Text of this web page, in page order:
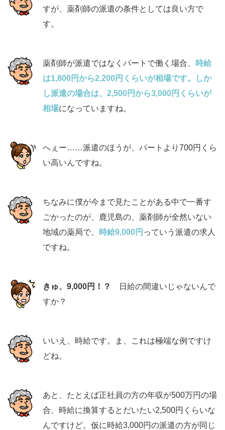
すが、薬剤師の派遣の条件としては良い方で
す。
薬剤師が派遣ではなくパートで働く場合、
時給
は1,800円から2,200円くらいが相場です。しか
し派遣の場合は、2,500円から3,000円くらいが
相場になっていますね。
へぇー……派遣のほうが、パートより700円くら
い高いんですね。
ちなみに僕が今まで見たことがある中で一番す
ごかったのが、鹿児島の、薬剤師が全然いない
地域の薬局で、
時給9,000円 っていう派遣の求人
ですね。
きゅ、9,000円！？
日給の間違いじゃないんで
すか？
いいえ、時給です。ま、これは極端な例ですけ
どね。
あと、たとえば正社員の方の年収が500万円の場
合、時給に換算するとだいたい2,500円くらいな
んですけど。仮に時給3,000円の派遣の方が同じ